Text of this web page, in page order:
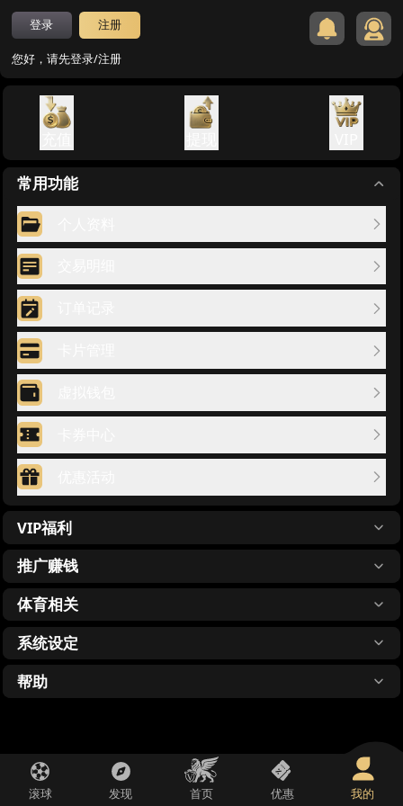
登录 注册
您好，请先登录/注册
充值 提现 VIP
常用功能
订单记录
卡片管理
虚拟钱包
卡券中心
优惠活动
推广赚钱
体育相关
系统设定
帮助
滚球 发现 首页 优惠 我的